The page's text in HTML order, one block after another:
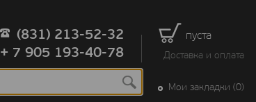
пуста
Доставка и оплата
(831) 213-52-32
+ 7 905 193-40-78
Мои закладки (0)